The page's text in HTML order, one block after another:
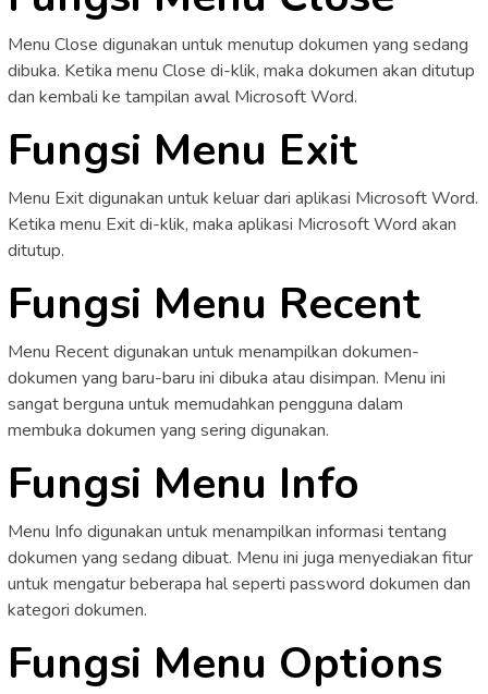
Menu Close digunakan untuk menutup dokumen yang sedang
dibuka. Ketika menu Close di-klik, maka dokumen akan ditutup
dan kembali ke tampilan awal Microsoft Word.
Fungsi Menu Exit
Menu Exit digunakan untuk keluar dari aplikasi Microsoft Word.
Ketika menu Exit di-klik, maka aplikasi Microsoft Word akan
ditutup.
Fungsi Menu Recent
Menu Recent digunakan untuk menampilkan dokumen-
dokumen yang baru-baru ini dibuka atau disimpan. Menu ini
sangat berguna untuk memudahkan pengguna dalam
membuka dokumen yang sering digunakan.
Fungsi Menu Info
Menu Info digunakan untuk menampilkan informasi tentang
dokumen yang sedang dibuat. Menu ini juga menyediakan fitur
untuk mengatur beberapa hal seperti password dokumen dan
kategori dokumen.
Fungsi Menu Options